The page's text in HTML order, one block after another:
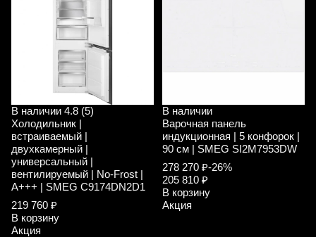
В наличии 4.8 (5)
Холодильник |
встраиваемый |
двухкамерный |
универсальный |
вентилируемый | No-Frost |
A+++ | SMEG C9174DN2D1
219 760 ₽
В корзину
Акция
В наличии
Варочная панель
индукционная | 5 конфорок |
90 см | SMEG SI2M7953DW
278 270 ₽-26%
205 810 ₽
В корзину
Акция